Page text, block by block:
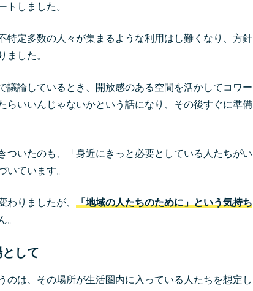
トしました。
特定多数の人々が集まるような利用はし難くなり、方針
ました。
議論しているとき、開放感のある空間を活かしてコワー
らいいんじゃないかという話になり、その後すぐに準備
ついたのも、「身近にきっと必要としている人たちがい
いています。
わりましたが、 「地域の人たちのために」という気持ち
。
して
のは、その場所が生活圏内に入っている人たちを想定し